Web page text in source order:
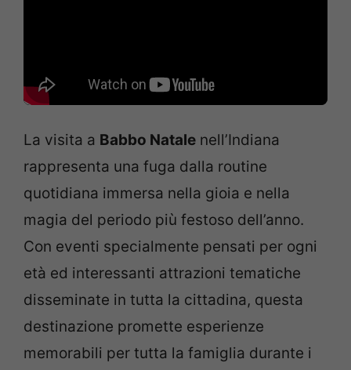
La visita a Babbo Natale nell’Indiana
rappresenta una fuga dalla routine
quotidiana immersa nella gioia e nella
magia del periodo più festoso dell’anno.
Con eventi specialmente pensati per ogni
età ed interessanti attrazioni tematiche
disseminate in tutta la cittadina, questa
destinazione promette esperienze
memorabili per tutta la famiglia durante i